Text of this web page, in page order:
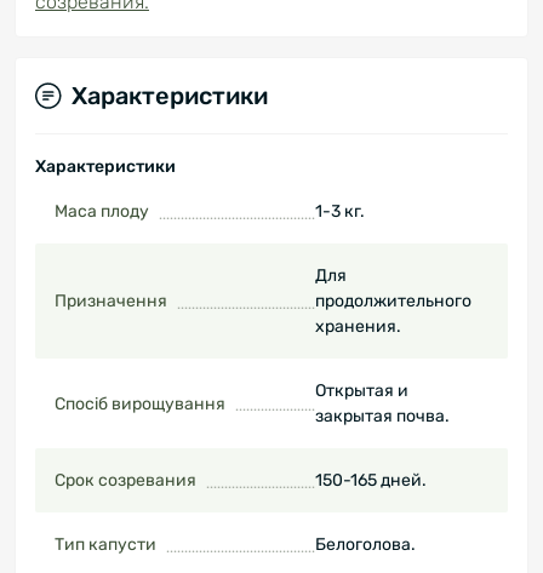
Характеристики
Характеристики
Маса плоду 1-3 кг.
Призначення
Для
продолжительного
хранения.
Спосіб вирощування
Открытая и
закрытая почва.
Срок созревания 150-165 дней.
Тип капусти Белоголова.